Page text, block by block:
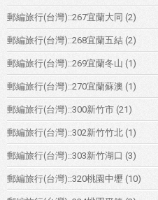
郵編旅行(台灣)::267宜蘭大同 (2)
郵編旅行(台灣)::268宜蘭五結 (2)
郵編旅行(台灣)::269宜蘭冬山 (1)
郵編旅行(台灣)::270宜蘭蘇澳 (1)
郵編旅行(台灣)::300新竹市 (21)
郵編旅行(台灣)::302新竹竹北 (1)
郵編旅行(台灣)::303新竹湖口 (3)
郵編旅行(台灣)::320桃園中壢 (10)